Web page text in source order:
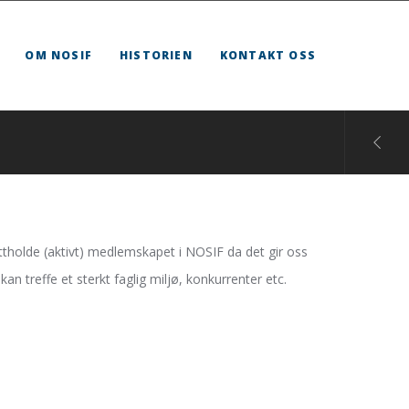
OM NOSIF HISTORIEN KONTAKT OSS
(aktivt) medlemskapet i NOSIF da det gir oss
treffe et sterkt faglig miljø, konkurrenter etc.